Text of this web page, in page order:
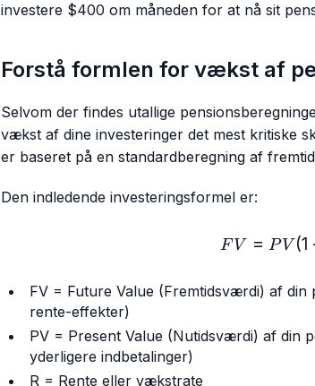
investere $400 om måneden for at nå sit
Forstå formlen for vækst af
Selvom der findes utallige
vækst af dine investeringer det mest kritiske
er baseret på en standardberegning af
Den indledende investeringsformel er:
FV
F V = PV (1
FV = Future Value (Fremtidsværdi) af
rente-effekter)
PV = Present Value (Nutidsværdi) af din
yderligere indbetalinger)
R = Rente eller vækstrate